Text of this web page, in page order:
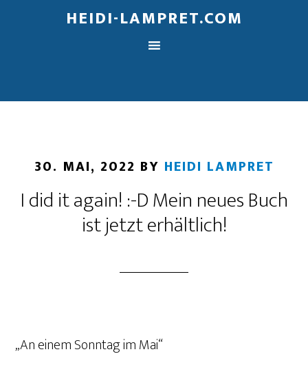
HEIDI-LAMPRET.COM
30. MAI, 2022 BY HEIDI LAMPRET
I did it again! :-D Mein neues Buch
ist jetzt erhältlich!
„An einem Sonntag im Mai“